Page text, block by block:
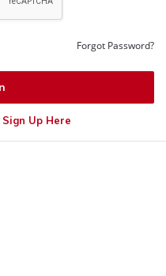
Forgot Password?
Sign Up Here